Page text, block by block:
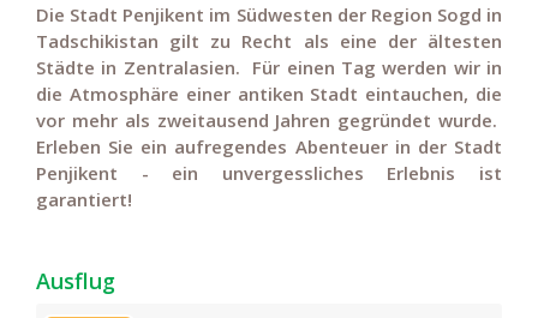
Die Stadt Penjikent im Südwesten der Region Sogd in
Tadschikistan gilt zu Recht als eine der ältesten
Städte in Zentralasien. Für einen Tag werden wir in
die Atmosphäre einer antiken Stadt eintauchen, die
vor mehr als zweitausend Jahren gegründet wurde.
Erleben Sie ein aufregendes Abenteuer in der Stadt
Penjikent - ein unvergessliches Erlebnis ist
garantiert!
Ausflug